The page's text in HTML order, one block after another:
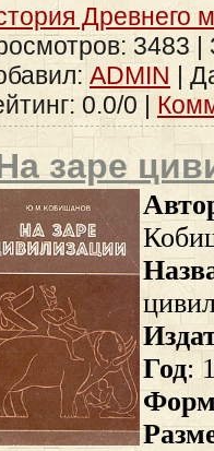
Древнего
3483 |
ADMIN |
0.0/0 |
заре
Год: